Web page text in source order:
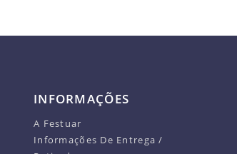
INFORMAÇÕES
A Festuar
Informações De Entrega /